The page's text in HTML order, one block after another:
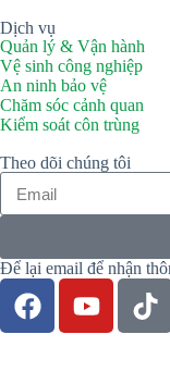
Dịch vụ
Quản lý & Vận hành
Vệ sinh công nghiệp
An ninh bảo vệ
Chăm sóc cảnh quan
Kiểm soát côn trùng
Theo dõi chúng tôi
Để lại email để nhận